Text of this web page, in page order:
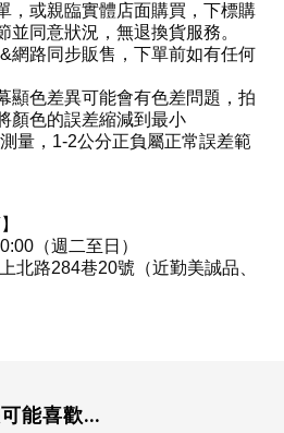
，或親臨實體店面購買，下標購
並同意狀況，無退換貨服務。
&網路同步販售，下單前如有任何
顯色差異可能會有色差問題，拍
顏色的誤差縮減到最小
量， 1-2公分正負屬正常誤差範
（週二至日）
北路284巷20號（近勤美誠品、
能喜歡...